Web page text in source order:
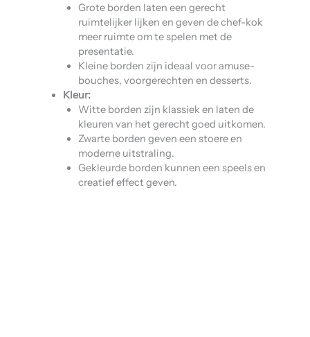
Grote borden laten een gerecht
ruimtelijker lijken en geven de chef-kok
meer ruimte om te spelen met de
presentatie.
Kleine borden zijn ideaal voor amuse-
bouches, voorgerechten en desserts.
Kleur:
Witte borden zijn klassiek en laten de
kleuren van het gerecht goed uitkomen.
Zwarte borden geven een stoere en
moderne uitstraling.
Gekleurde borden kunnen een speels en
creatief effect geven.